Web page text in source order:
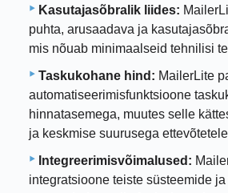
Kasutajasõbralik liides:
puhta, arusaadava ja
mis nõuab minimaalseid tehnilisi
Taskukohane hind: MailerLite
automatiseerimisfunktsioone
hinnatasemega, muutes selle
ja keskmise suurusega
Integreerimisvõimalused:
integratsioone teiste süsteemide